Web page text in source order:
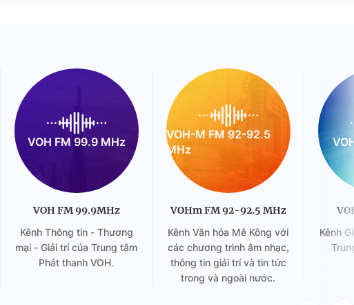
VOH FM 99.9 MHz
VOH FM 99.9MHz
Kênh Thông tin - Thương
mại - Giải trí của Trung tâm
Phát thanh VOH.
VOH-M FM 92-92.5
MHz
VOHm FM 92-92.5 MHz
Kênh Văn hóa Mê Kông với
các chương trình âm nhạc,
thông tin giải trí và tin tức
trong và ngoài nước.
Kênh